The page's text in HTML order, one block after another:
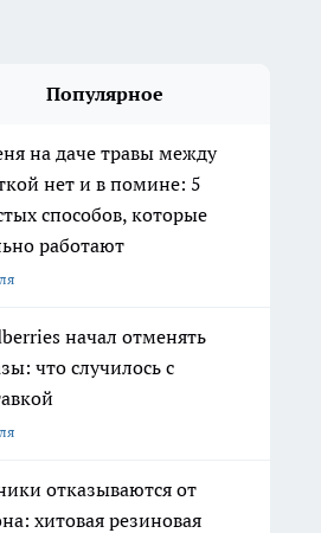
Популярное
на даче травы между
нет и в помине: 5
способов, которые
работают
начал отменять
что случилось с
отказываются от
хитовая резиновая